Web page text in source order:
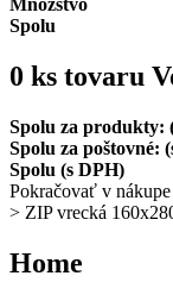
Spolu
0 ks tovaru
Spolu za produkty:
Spolu za poštovné:
Spolu (s DPH)
Pokračovať v nákupe
> ZIP vrecká
Home